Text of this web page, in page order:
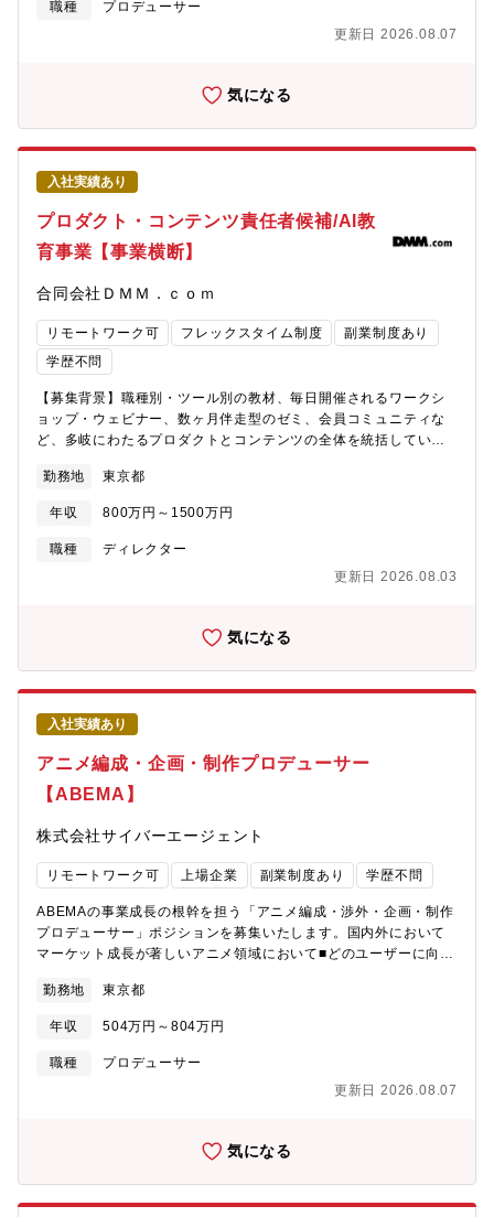
ービスの提供を行ってまいりましたが、近年はその一環としてイ
「ABEMA」による初の東京ドーム興行『Creator Dream Fes ～
produced by Com.～』を開催し、約4万人の来場を記録するとと
もに「ABEMA PPV ONLINE LIVE」による配信でも多くの方々に
ご視聴いただきました。また、当社グループ子会社CyberZでは
2016年より国内最大級eスポーツイベント「RAGE(レイジ)」を開
催するほか、プロレス事業会社CyberFightでは武藤敬司引退試合
「chocoZAP presents KEIJI MUTO GRAND FINAL PRO-
WRESTLING “LAST” LOVE ～HOLD OUT～」を東京ドーム大会
にて開催し、様々なジャンルの興行を行ってまいりました。上記
格参入し、「ABEMA」を核にした制作・宣伝・広告をワンストッ
プで提供いたします。今後とも、サイバーエージェントグループ
が培ってきたノウハウを生かすことで、高品質なイベント興行を
提供するとともにデジタル活用によって新たな収益創出を総合的
に推進し、エンターテインメント産業への貢献を目指してまいり
ます。
職種
プロデューサー
更新日 2026.08.07
気になる
入社実績あり
プロダクト・コンテンツ責任者候補/AI教
育事業【事業横断】
合同会社ＤＭＭ．ｃｏｍ
リモートワーク可 フレックスタイム制度
副業制度あり
学歴不問
【募集背景】職種別・ツール別の教材、毎日開催されるワークシ
ョップ・ウェビナー、数ヶ月伴走型のゼミ、会員コミュニティな
ど、多岐にわたるプロダクトとコンテンツの全体を統括していた
び放題」は、現在「1→10」「10→100」へと非連続な成長を遂
げるスケールアップのフェーズにあります。提供価値の最大化に
向け、急増するプロダクト・コンテンツ群の全体最適を図り、収
益基盤を強固にするプロダクト・コンテンツ責任者を募集しま
る。生成AIの教育コンテンツは、視聴されただけでは意味があり
はじめて価値になります。教材・イベント・コミュニティのすべ
てをひとつの学習体験としてプロデュースし、受講成果と継続率
に最終責任を負っていただきます。【業務内容】プロダクト部門
に配置され、プロダクト戦略・コンテンツ戦略の策定から、企
画・制作・配信・データに基づく改善までを一気通貫で担ってい
ただきます。【具体的な業務】■戦略・体験設計・プロダクト・コ
ンテンツ戦略の策定（事業戦略と連動したビジョン・ロードマッ
プの設計）・学習体験全体の設計（教材→イベント→ゼミ→コミ
ュニティの学習導線・受講成果の最大化）■KPI・データマネジメ
等の設計・モニタリング・改善サイクルの統括）・学習データ・
行動データ・会員インサイトに基づく体験改善の仮説検証サイク
ルの推進■コンテンツ企画・体制構築・ヒットコンテンツ・企画の
思決定）・講師・制作パートナーネットワークの構築・キャステ
ィング統括・コンテンツ品質基準の策定・制作フローの整備・生
成AIの進化に追随する更新体制の構築生成AIを活用したコンテン
ツ制作・プロダクト運用の効率化・高度化■組織マネジメント・事
ネジメント（社員・業務委託の混成チーム）・事業責任者・マー
ションの魅力】■生成AI時代の新しい学習体験の創造: 変化の激し
い生成AI領域において、教材、イベント、コミュニティを複合的
と肩を並べ、プロダクトの質で事業全体の成長（LTV向上・解約率
勤務地 東京都
年収 800万円～1500万円
職種
ディレクター
更新日 2026.08.03
気になる
入社実績あり
アニメ編成・企画・制作プロデューサー
【ABEMA】
株式会社サイバーエージェント
リモートワーク可 上場企業 副業制度あり 学歴不問
ABEMAの事業成長の根幹を担う「アニメ編成・渉外・企画・制作
プロデューサー」ポジションを募集いたします。国内外において
マーケット成長が著しいアニメ領域において■どのユーザーに向け
かの意思決定及びコンテンツ買付■アニメ作品の視聴を最大化させ
るPR設計■番組制作、地上波バラエティなどでも活躍の場を広げ
る声優の方々が出演するバラエティ番組の企画制作など、アニメ
に関わる事業チャンス全てを最大化させることをミッションとし
査、関連するビジネスモデル設計、事業計画の策定の検討・実行
ABEMAのビジネスモデルや様々な経営資源・アセットの理解を深
めていただきます。その後、アニメチャンネルアニメ編成・渉
外・企画・制作プロデューサーとして活動いただくことを期待し
ています。ご経歴やご意向に応じて、渉外/編成/宣伝/制作などど
勤務地 東京都
年収 504万円～804万円
職種
プロデューサー
更新日 2026.08.07
気になる